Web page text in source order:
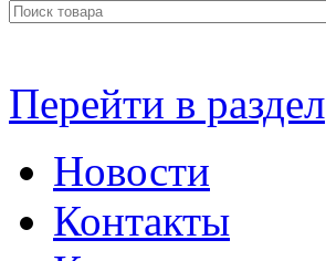
Перейти в раздел
Новости
Контакты